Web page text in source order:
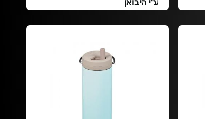
ע"י היבואן